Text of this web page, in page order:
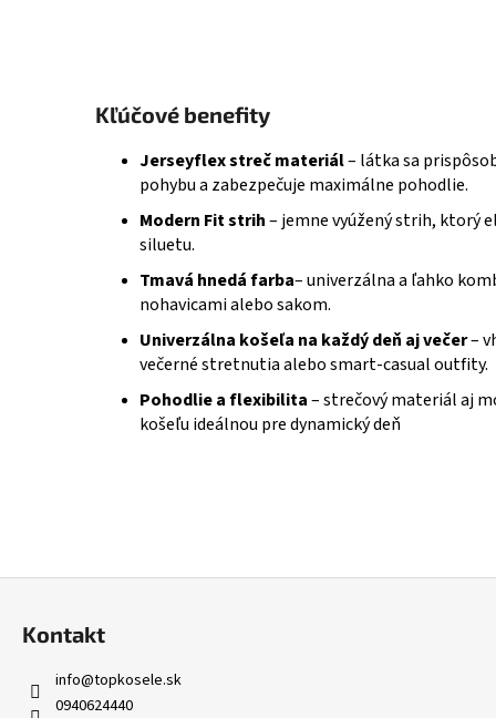
Kľúčové benefity
Jerseyflex streč materiál– látka sa
pohybu a zabezpečuje maximálne pohodlie.
Modern Fit strih– jemne vyúžený strih, ktorý
siluetu.
Tmavá hnedá farba– univerzálna a ľahko
nohavicami alebo sakom.
Univerzálna košeľa na každý deň aj večer–
večerné stretnutia alebo smart‑casual outfity.
Pohodlie a flexibilita– strečový materiál aj
košeľu ideálnou pre dynamický deň
Kontakt
info@topkosele.sk
0940624440